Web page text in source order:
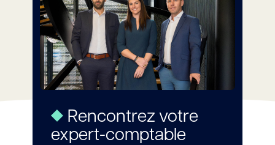
Rencontrez votre
expert-comptable